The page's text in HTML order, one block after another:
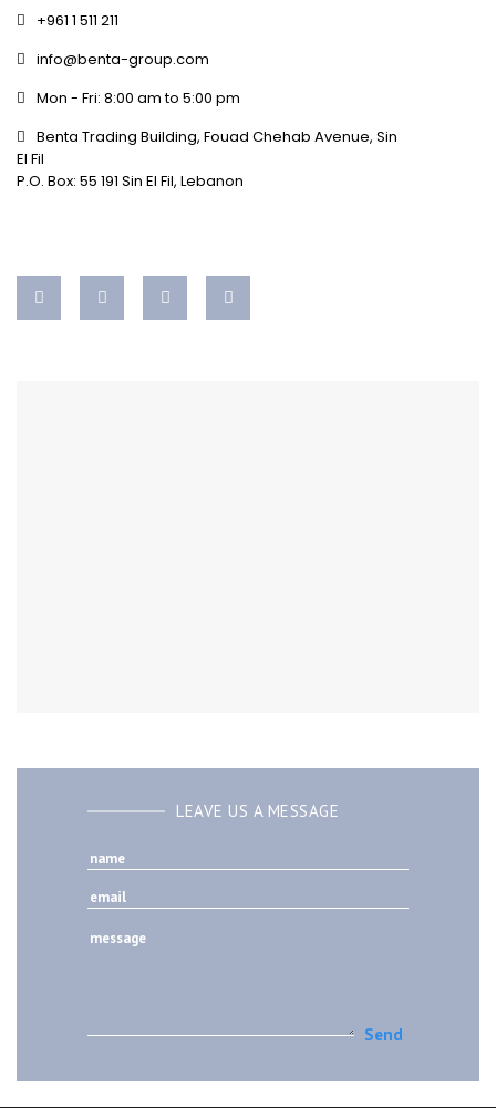
+961 1 511 211
info@benta-group.com
Mon - Fri: 8:00 am to 5:00 pm
Benta Trading Building, Fouad Chehab Avenue, Sin
El Fil
P.O. Box: 55 191 Sin El Fil, Lebanon
LEAVE US A MESSAGE